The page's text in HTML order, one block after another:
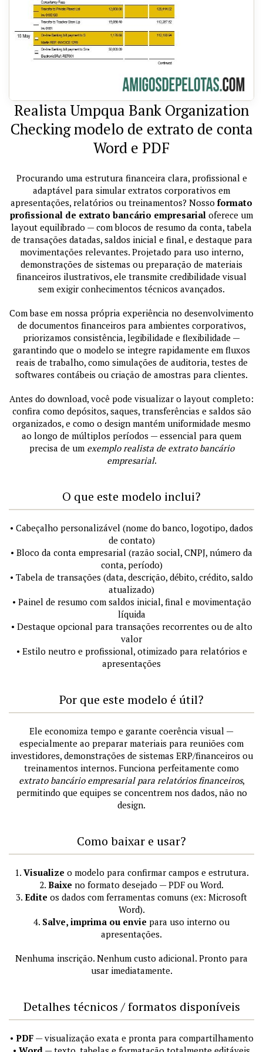
Realista Umpqua Bank Organization
Checking modelo de extrato de conta
Word e PDF
Procurando uma estrutura financeira clara, profissional e
adaptável para simular extratos corporativos em
apresentações, relatórios ou treinamentos? Nosso formato
profissional de extrato bancário empresarial oferece um
layout equilibrado — com blocos de resumo da conta, tabela
de transações datadas, saldos inicial e final, e destaque para
movimentações relevantes. Projetado para uso interno,
demonstrações de sistemas ou preparação de materiais
financeiros ilustrativos, ele transmite credibilidade visual
sem exigir conhecimentos técnicos avançados.
Com base em nossa própria experiência no desenvolvimento
de documentos financeiros para ambientes corporativos,
priorizamos consistência, legibilidade e flexibilidade —
garantindo que o modelo se integre rapidamente em fluxos
reais de trabalho, como simulações de auditoria, testes de
softwares contábeis ou criação de amostras para clientes.
Antes do download, você pode visualizar o layout completo:
confira como depósitos, saques, transferências e saldos são
organizados, e como o design mantém uniformidade mesmo
ao longo de múltiplos períodos — essencial para quem
precisa de um exemplo realista de extrato bancário
empresarial.
O que este modelo inclui?
• Cabeçalho personalizável (nome do banco, logotipo, dados
de contato)
• Bloco da conta empresarial (razão social, CNPJ, número da
conta, período)
• Tabela de transações (data, descrição, débito, crédito, saldo
atualizado)
• Painel de resumo com saldos inicial, final e movimentação
líquida
• Destaque opcional para transações recorrentes ou de alto
valor
• Estilo neutro e profissional, otimizado para relatórios e
apresentações
Por que este modelo é útil?
Ele economiza tempo e garante coerência visual —
especialmente ao preparar materiais para reuniões com
investidores, demonstrações de sistemas ERP/financeiros ou
treinamentos internos. Funciona perfeitamente como
extrato bancário empresarial para relatórios financeiros,
permitindo que equipes se concentrem nos dados, não no
design.
Como baixar e usar?
1. Visualize o modelo para confirmar campos e estrutura.
2. Baixe no formato desejado — PDF ou Word.
3. Edite os dados com ferramentas comuns (ex: Microsoft
Word).
4. Salve, imprima ou envie para uso interno ou
apresentações.
Nenhuma inscrição. Nenhum custo adicional. Pronto para
usar imediatamente.
Detalhes técnicos / formatos disponíveis
• PDF— visualização exata e pronta para compartilhamento